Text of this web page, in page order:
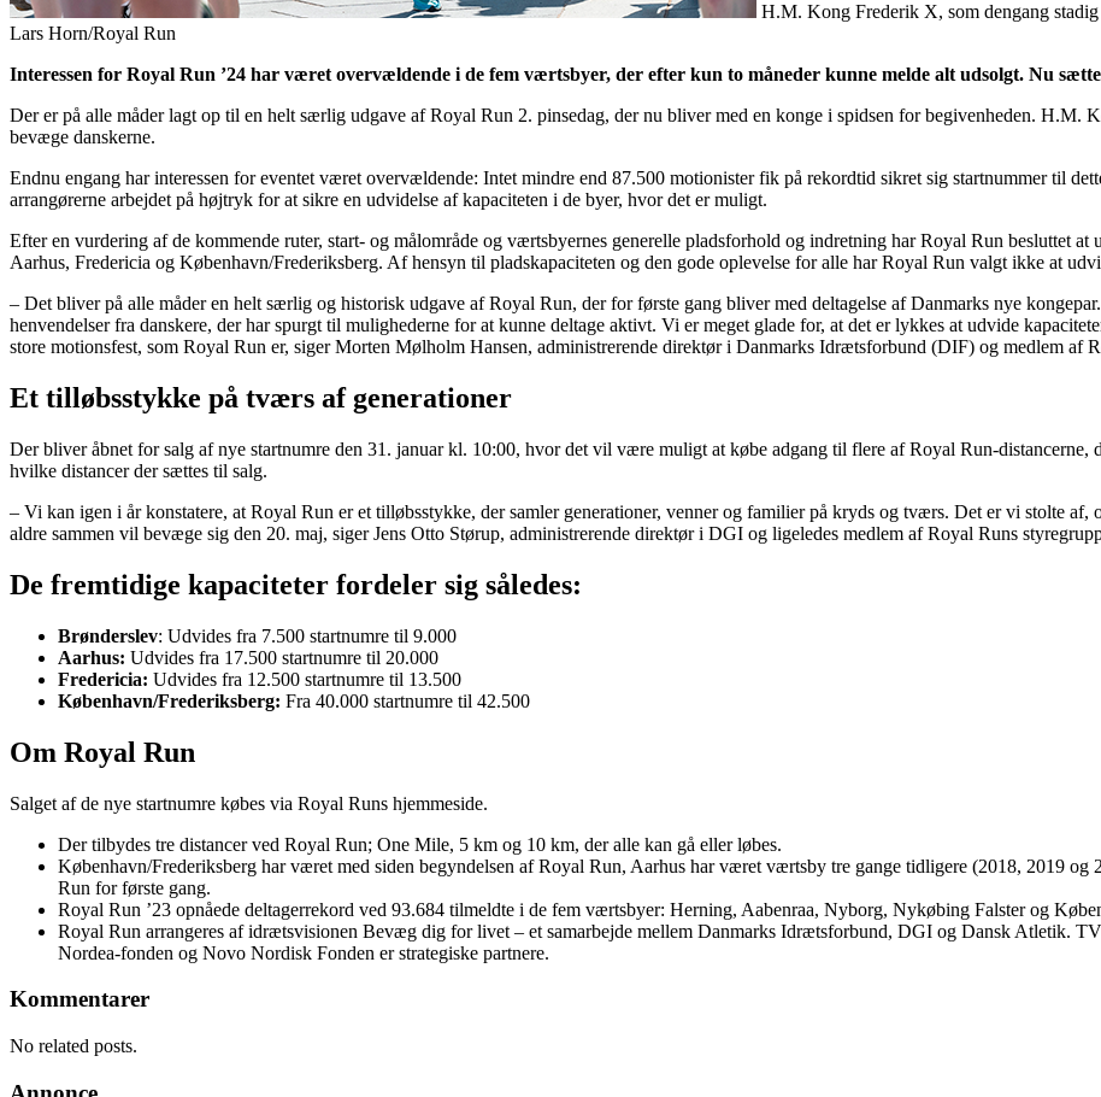
H.M. Kong Frederik X, som dengang
Lars Horn/Royal Run
Interessen for Royal Run ’24 har været overvældende i de fem værtsbyer, der efter kun to måneder kunne melde alt udsolgt. Nu
Der er på alle måder lagt op til en helt særlig udgave af Royal Run 2. pinsedag, der nu bliver med en konge i spidsen for begivenheden. H.M.
bevæge danskerne.
Endnu engang har interessen for eventet været overvældende: Intet mindre end 87.500 motionister fik på rekordtid sikret sig startnummer til
arrangørerne arbejdet på højtryk for at sikre en udvidelse af kapaciteten i de byer, hvor det er muligt.
Efter en vurdering af de kommende ruter, start- og målområde og værtsbyernes generelle pladsforhold og indretning har Royal Run besluttet
Aarhus, Fredericia og København/Frederiksberg. Af hensyn til pladskapaciteten og den gode oplevelse for alle har Royal Run valgt ikke at
– Det bliver på alle måder en helt særlig og historisk udgave af Royal Run, der for første gang bliver med deltagelse af Danmarks nye
henvendelser fra danskere, der har spurgt til mulighederne for at kunne deltage aktivt. Vi er meget glade for, at det er lykkes at udvide
store motionsfest, som Royal Run er, siger Morten Mølholm Hansen, administrerende direktør i Danmarks Idrætsforbund (DIF) og medlem af
Et tilløbsstykke på tværs af generationer
Der bliver åbnet for salg af nye startnumre den 31. januar kl. 10:00, hvor det vil være muligt at købe adgang til flere af Royal Run-distancerne,
hvilke distancer der sættes til salg.
– Vi kan igen i år konstatere, at Royal Run er et tilløbsstykke, der samler generationer, venner og familier på kryds og tværs. Det er vi stolte
aldre sammen vil bevæge sig den 20. maj, siger Jens Otto Størup, administrerende direktør i DGI og ligeledes medlem af Royal Runs
De fremtidige kapaciteter fordeler sig således:
Brønderslev: Udvides fra 7.500 startnumre til 9.000
Aarhus: Udvides fra 17.500 startnumre til 20.000
Fredericia: Udvides fra 12.500 startnumre til 13.500
København/Frederiksberg: Fra 40.000 startnumre til 42.500
Om Royal Run
Salget af de nye startnumre købes via Royal Runs hjemmeside.
Der tilbydes tre distancer ved Royal Run; One Mile, 5 km og 10 km, der alle kan gå eller løbes.
København/Frederiksberg har været med siden begyndelsen af Royal Run, Aarhus har været værtsby tre gange tidligere (2018, 2019
Run for første gang.
Royal Run ’23 opnåede deltagerrekord ved 93.684 tilmeldte i de fem værtsbyer: Herning, Aabenraa, Nyborg, Nykøbing Falster og
Royal Run arrangeres af idrætsvisionen Bevæg dig for livet – et samarbejde mellem Danmarks Idrætsforbund, DGI og Dansk Atletik.
Nordea-fonden og Novo Nordisk Fonden er strategiske partnere.
Kommentarer
No related posts.